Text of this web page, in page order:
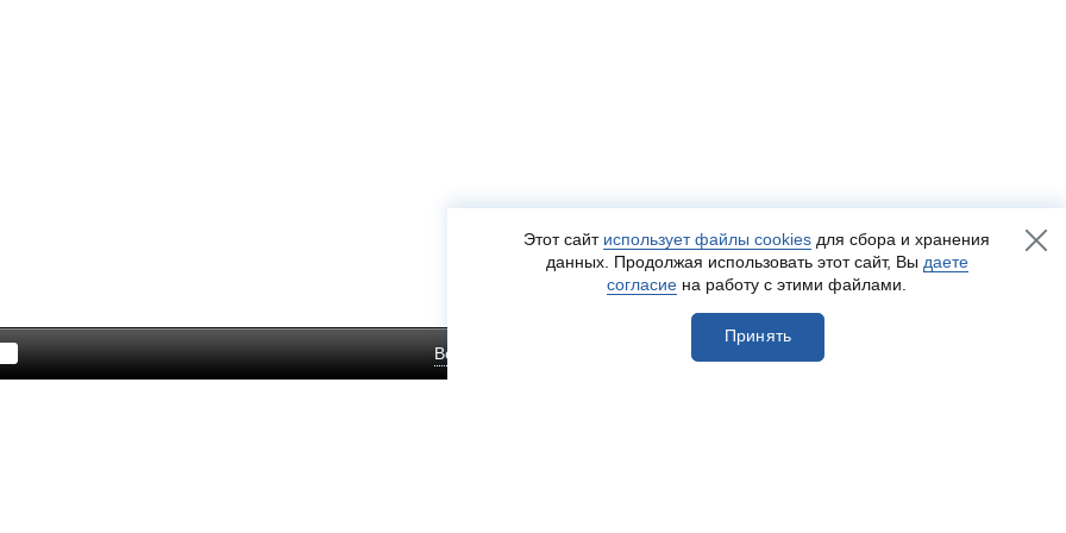
Войти
Этот сайт использует файлы cookies для сбора и хранения
данных. Продолжая использовать этот сайт, Вы даете
согласие на работу с этими файлами.
Принять